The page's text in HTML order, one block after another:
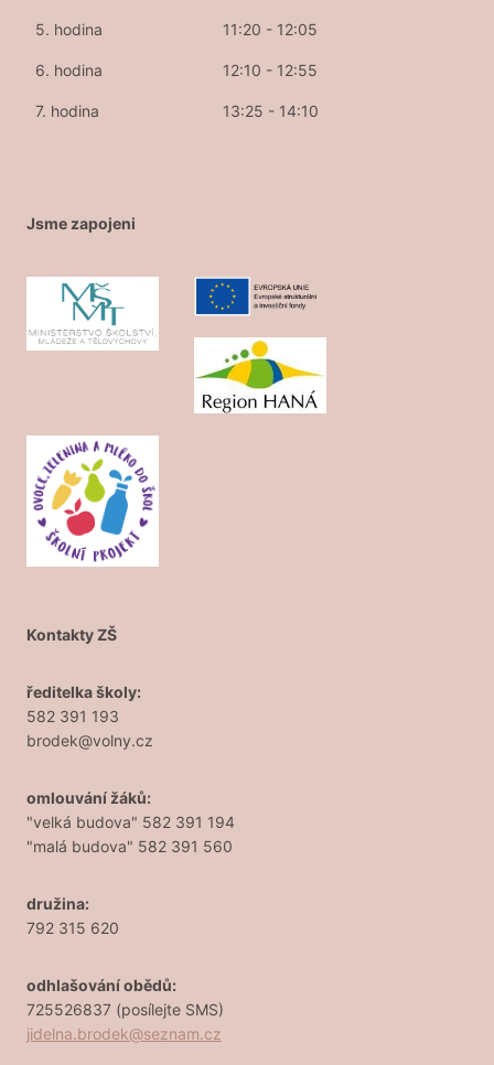
5. hodina 11:20 - 12:05
6. hodina 12:10 - 12:55
7. hodina 13:25 - 14:10
Jsme zapojeni
Kontakty ZŠ
ředitelka školy:
582 391 193
brodek@volny.cz
omlouvání žáků:
"velká budova" 582 391 194
"malá budova" 582 391 560
družina:
792 315 620
odhlašování obědů:
725526837 (posílejte SMS)
jidelna.brodek@seznam.cz